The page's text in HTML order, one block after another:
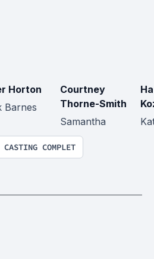
Horton
Barnes
Courtney
Thorne-Smith
Samantha
COMPLET